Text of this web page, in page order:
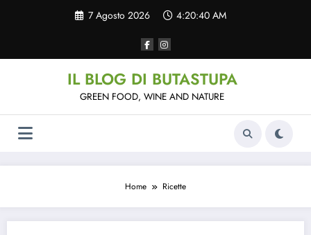
7 Agosto 2026 4:20:40 AM
IL BLOG DI BUTASTUPA
GREEN FOOD, WINE AND NATURE
Home Ricette